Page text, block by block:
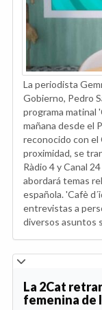
La periodista
Gobierno, Pedro
programa matinal
mañana desde el
reconocido con el
proximidad, se
Ràdio 4 y Canal
abordará temas
española. 'Cafè
entrevistas a
diversos asuntos
La 2Cat
femenina de